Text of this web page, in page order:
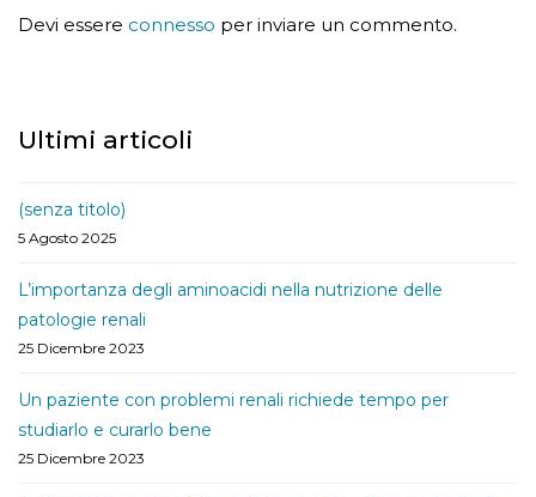
Devi essere connesso per inviare un commento.
Ultimi articoli
(senza titolo)
5 Agosto 2025
L’importanza degli aminoacidi nella nutrizione delle
patologie renali
25 Dicembre 2023
Un paziente con problemi renali richiede tempo per
studiarlo e curarlo bene
25 Dicembre 2023